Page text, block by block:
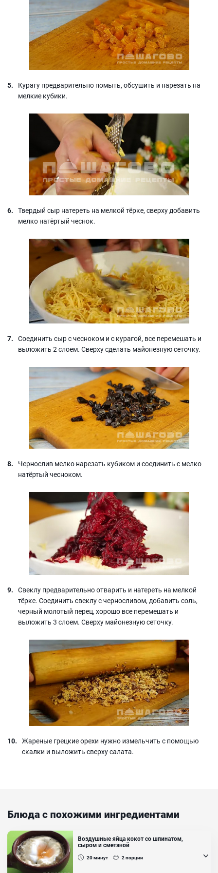
Курагу предварительно помыть, обсушить и нарезать на
мелкие кубики.
Твердый сыр натереть на мелкой тёрке, сверху добавить
мелко натёртый чеснок.
Соединить сыр с чесноком и с курагой, все перемешать и
выложить 2 слоем. Сверху сделать майонезную сеточку.
Чернослив мелко нарезать кубиком и соединить с мелко
натёртый чесноком.
Свеклу предварительно отварить и натереть на мелкой
тёрке. Соединить свеклу с черносливом, добавить соль,
черный молотый перец, хорошо все перемешать и
выложить 3 слоем. Сверху майонезную сеточку.
Жареные грецкие орехи нужно измельчить с помощью
скалки и выложить сверху салата.
Блюда с похожими ингредиентами
Воздушные яйца кокот со шпинатом,
сыром и сметаной
20минут 2порции